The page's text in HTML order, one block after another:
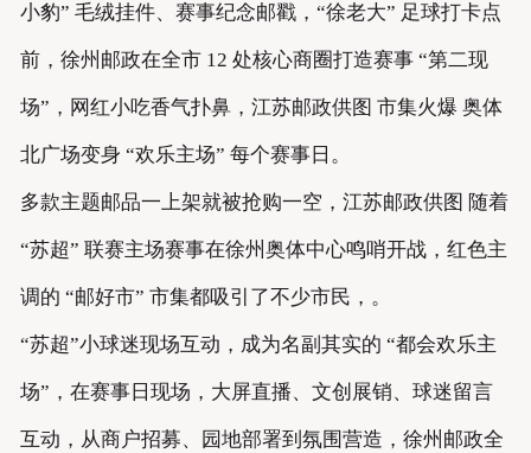
小豹” 毛绒挂件、赛事纪念邮戳，“徐老大” 足球打卡点
前，徐州邮政在全市 12 处核心商圈打造赛事 “第二现
场”，网红小吃香气扑鼻，江苏邮政供图 市集火爆 奥体
北广场变身 “欢乐主场” 每个赛事日。
多款主题邮品一上架就被抢购一空，江苏邮政供图 随着
“苏超” 联赛主场赛事在徐州奥体中心鸣哨开战，红色主
调的 “邮好市” 市集都吸引了不少市民，。
“苏超”小球迷现场互动，成为名副其实的 “都会欢乐主
场”，在赛事日现场，大屏直播、文创展销、球迷留言
互动，从商户招募、园地部署到氛围营造，徐州邮政全